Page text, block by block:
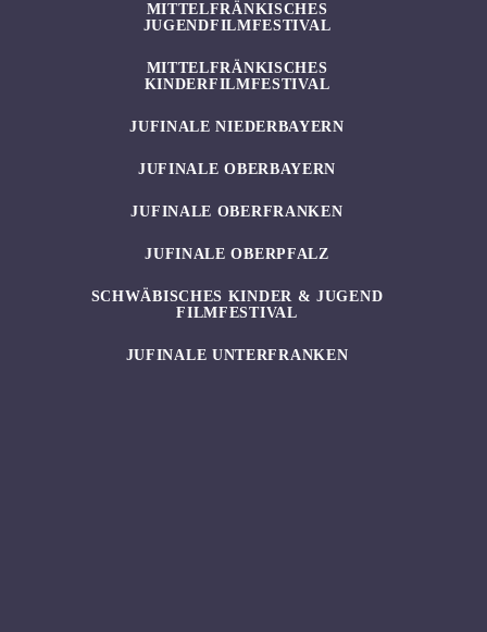
MITTELFRÄNKISCHES
JUGENDFILMFESTIVAL
MITTELFRÄNKISCHES
KINDERFILMFESTIVAL
JUFINALE NIEDERBAYERN
JUFINALE OBERBAYERN
JUFINALE OBERFRANKEN
JUFINALE OBERPFALZ
SCHWÄBISCHES KINDER & JUGEND
FILMFESTIVAL
JUFINALE UNTERFRANKEN